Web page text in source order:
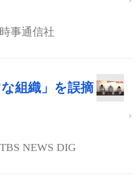
時事通信社
組織」を誤摘
TBS NEWS DIG